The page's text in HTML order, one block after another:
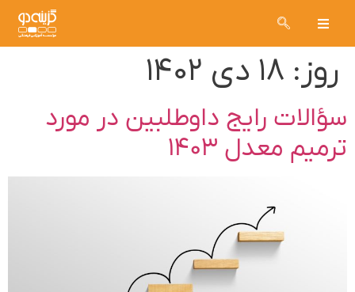
روز: ۱۸ دی ۱۴۰۲
سؤالات رایج داوطلبین در مورد
ترمیم معدل ۱۴۰۳